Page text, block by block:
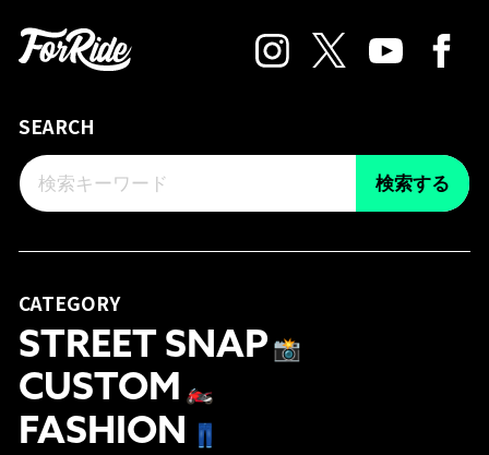
SEARCH
検索する
CATEGORY
STREET SNAP 📸
CUSTOM 🏍
FASHION 👖